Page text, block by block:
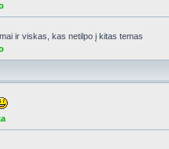
ir viskas, kas netilpo į kitas temas